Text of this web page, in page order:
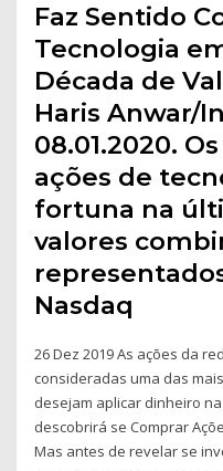
Faz Sentido
Tecnologia
Década de
Haris Anwar/
08.01.2020.
ações de
fortuna na
valores
Nasdaq
26 Dez 2019 As ações da
consideradas uma das
desejam aplicar dinheiro
descobrirá se Comprar
Mas antes de revelar se